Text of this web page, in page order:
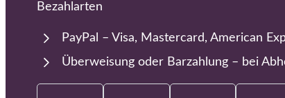
Bezahlarten
PayPal – Visa, Mastercard, American
Überweisung oder Barzahlung – bei